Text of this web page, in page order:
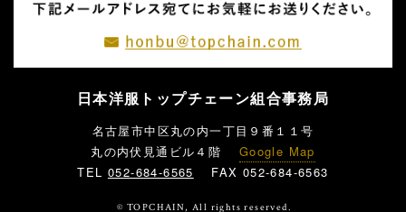
日本洋服トップチェーン組合事務局
名古屋市中区丸の内一丁目９番１１号
丸の内伏見通ビル４階
Google Map
TEL 052-684-6565 FAX 052-684-6563
© TOPCHAIN, All rights reserved.